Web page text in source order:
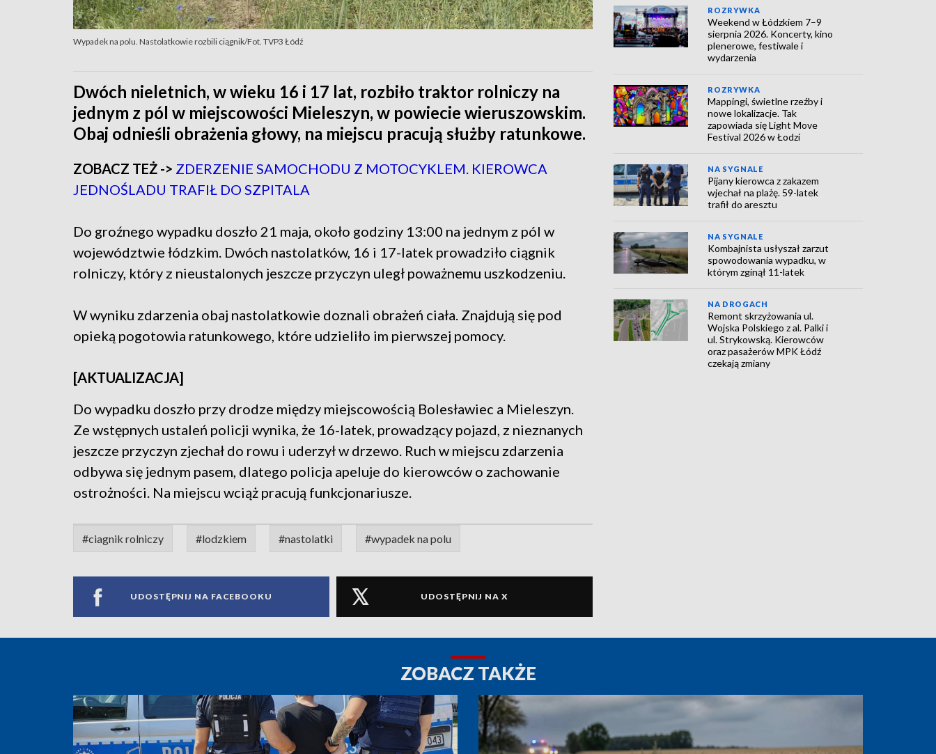
Wypadek na polu. Nastolatkowie rozbili ciągnik/Fot. TVP3 Łódź
Dwóch nieletnich, w wieku 16 i 17 lat, rozbiło traktor rolniczy na
jednym z pól w miejscowości Mieleszyn, w powiecie wieruszowskim.
Obaj odnieśli obrażenia głowy, na miejscu pracują służby ratunkowe.
ZOBACZ TEŻ -> ZDERZENIE SAMOCHODU Z MOTOCYKLEM. KIEROWCA
JEDNOŚLADU TRAFIŁ DO SZPITALA
Do groźnego wypadku doszło 21 maja, około godziny 13:00 na jednym z pól w
województwie łódzkim. Dwóch nastolatków, 16 i 17-latek prowadziło ciągnik
rolniczy, który z nieustalonych jeszcze przyczyn uległ poważnemu uszkodzeniu.
W wyniku zdarzenia obaj nastolatkowie doznali obrażeń ciała. Znajdują się pod
opieką pogotowia ratunkowego, które udzieliło im pierwszej pomocy.
[AKTUALIZACJA]
Do wypadku doszło przy drodze między miejscowością Bolesławiec a Mieleszyn.
Ze wstępnych ustaleń policji wynika, że 16-latek, prowadzący pojazd, z nieznanych
jeszcze przyczyn zjechał do rowu i uderzył w drzewo. Ruch w miejscu zdarzenia
odbywa się jednym pasem, dlatego policja apeluje do kierowców o zachowanie
ostrożności. Na miejscu wciąż pracują funkcjonariusze.
#ciagnik rolniczy #lodzkiem #nastolatki #wypadek na polu
UDOSTĘPNIJ NA FACEBOOKU UDOSTĘPNIJ NA X
ROZRYWKA
Weekend w Łódzkiem 7–9
sierpnia 2026. Koncerty, kino
plenerowe, festiwale i
wydarzenia
ROZRYWKA
Mappingi, świetlne rzeźby i
nowe lokalizacje. Tak
zapowiada się Light Move
Festival 2026 w Łodzi
NA SYGNALE
Pijany kierowca z zakazem
wjechał na plażę. 59-latek
trafił do aresztu
NA SYGNALE
Kombajnista usłyszał zarzut
spowodowania wypadku, w
którym zginął 11-latek
NA DROGACH
Remont skrzyżowania ul.
Wojska Polskiego z al. Palki i
ul. Strykowską. Kierowców
oraz pasażerów MPK Łódź
czekają zmiany
ZOBACZ TAKŻE